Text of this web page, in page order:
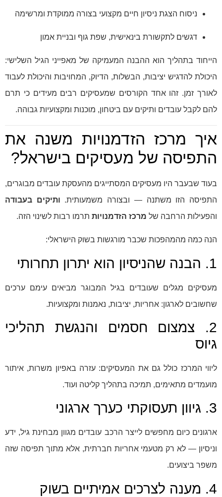
ניסוח הצגת ניסיון חיים מקצועי בצורה ממוקדת ומרשימה
דגשים לתקשורת בינאישית, שפת גוף ובניית אמון
הייחוד בתהליך הוא ההבנה המעמיקה של מאפייני הגיל השלישי:
היכולת להדגיש יציבות, הבשלות, הדיוק, המחויבות והיכולת לעבוד
לאורך זמן. זהו אחד הקורסים שמעסיקים רבים מעידים כי תרם
להם לקבל עובדים ותיקים עם ביטחון, מוכנות ומקצועיות גבוהה.
איך מרכז הזדמנויות משנה את
התפיסה של מעסיקים בישראל?
בעוד שבעבר היו מעסיקים המסתייגים מהעסקת עובדים מבוגרים,
התפיסה הזו משתנה — ובצורה משמעותית. ותיקים בעבודה
והפעילות הרחבה של מרכז הזדמנויות תרמו רבות לשינוי הזה.
הנה כמה מהמהפכות שכבר מורגשות בשוק הישראלי:
1. הבנה שהניסיון הוא יתרון תחרותי
מעסיקים מגלים שעובדים בגיל המבוגר מביאים עימם ערכים
שחשובים לארגון: אחריות, יציבות, נאמנות ומקצועיות.
2. צמצום חסמים והנגשת תהליכי
גיוס
ליווי המרכז כולל גם את המעסיקים: עזרה באפיון משרות, איתור
מועמדים מתאימים, תמיכה בתהליך קליטה ועוד.
3. גיוון תעסוקתי כערך ארגוני
ארגונים כיום מחפשים לייצר הרכב עובדים מגוון מבחינת גיל, ידע
וניסיון — לא רק מטעמי אחריות חברתית, אלא מתוך תפיסה שזה
משפר ביצועים.
4. מענה לצרכים אמיתיים בשוק